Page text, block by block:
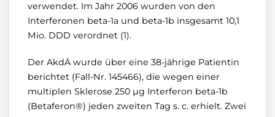
verwendet. Im Jahr 2006 wurden von den
Interferonen beta-1a und beta-1b insgesamt 10,1
Mio. DDD verordnet (1).
Der AkdÄ wurde über eine 38-jährige Patientin
berichtet (Fall-Nr. 145466), die wegen einer
multiplen Sklerose 250 µg Interferon beta-1b
(Betaferon®) jeden zweiten Tag s. c. erhielt. Zwei